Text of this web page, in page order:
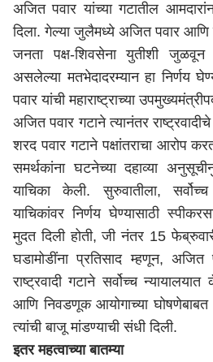
अजित पवार यांच्या गटातील
दिला. गेल्या जुलैमध्ये अजित पवार
जनता पक्ष-शिवसेना युतीशी जुळवून
असलेल्या मतभेदादरम्यान हा निर्णय
पवार यांचीमहाराष्ट्राच्या
अजित पवार गटाने त्यानंतर
शरद पवार गटाने पक्षांतराचा आरोप
समर्थकांना घटनेच्या दहाव्या
याचिका केली. सुरुवातीला, सर्वोच्च
याचिकांवर निर्णय घेण्यासाठी
मुदत दिली होती, जी नंतर 15
घडामोडींना प्रतिसाद म्हणून, अजित
राष्ट्रवादी गटाने सर्वोच्च
आणि निवडणूक आयोगाच्या घोषणेबाबत
त्यांची बाजू मांडण्याची संधी दिली.
इतर महत्वाच्या बातम्या